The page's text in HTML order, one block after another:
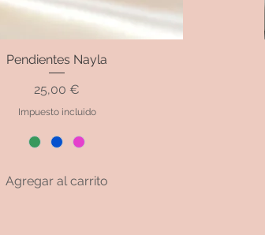
Vista rápida
Pendientes Nayla
Precio
25,00 €
Impuesto incluido
Agregar al carrito